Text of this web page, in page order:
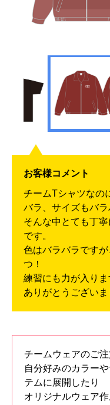
お客様コメント
チームTシャツなの
バラ、サイズもバラ
そんな中とても丁
です。
色はバラバラです
つ！
練習にも力が入りま
ありがとうございま
チームウェアのご
自分好みのカラー
テムに展開したり
オリジナルウェア